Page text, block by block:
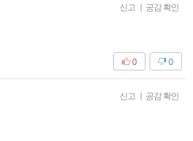
신고 | 공감 확인
0
0
신고 | 공감 확인